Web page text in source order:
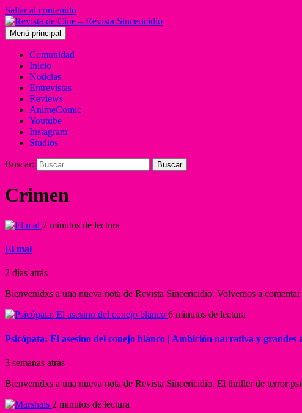
Saltar al contenido
Menú principal
Comunidad
Inicio
Noticias
Entrevistas
Reviews
AnimeComic
Youtube
Instagram
Studios
Buscar:
Crimen
2 minutos de lectura
El mal
2 días atrás
Bienvenidxs a una nueva nota de Revista Sincericidio. Volvemos a
6 minutos de lectura
Psicópata: El asesino del conejo blanco | Ambición narrativa y
3 semanas atrás
Bienvenidxs a una nueva nota de Revista Sincericidio. El thriller de terror
2 minutos de lectura